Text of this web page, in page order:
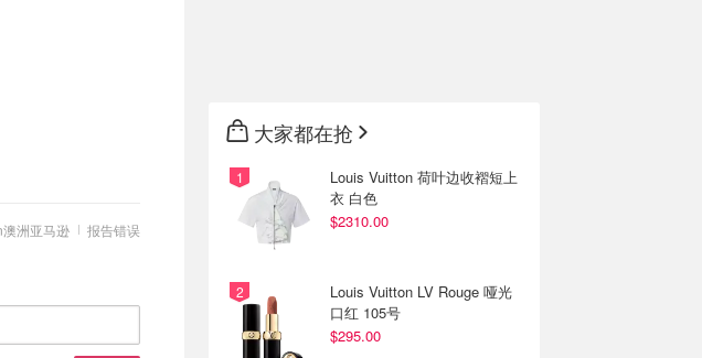
报告错误
洲亚马逊
大家都在抢
Louis Vuitton 荷叶边收褶短上
衣 白色
$2310.00
Louis Vuitton LV Rouge 哑光
口红 105号
$295.00